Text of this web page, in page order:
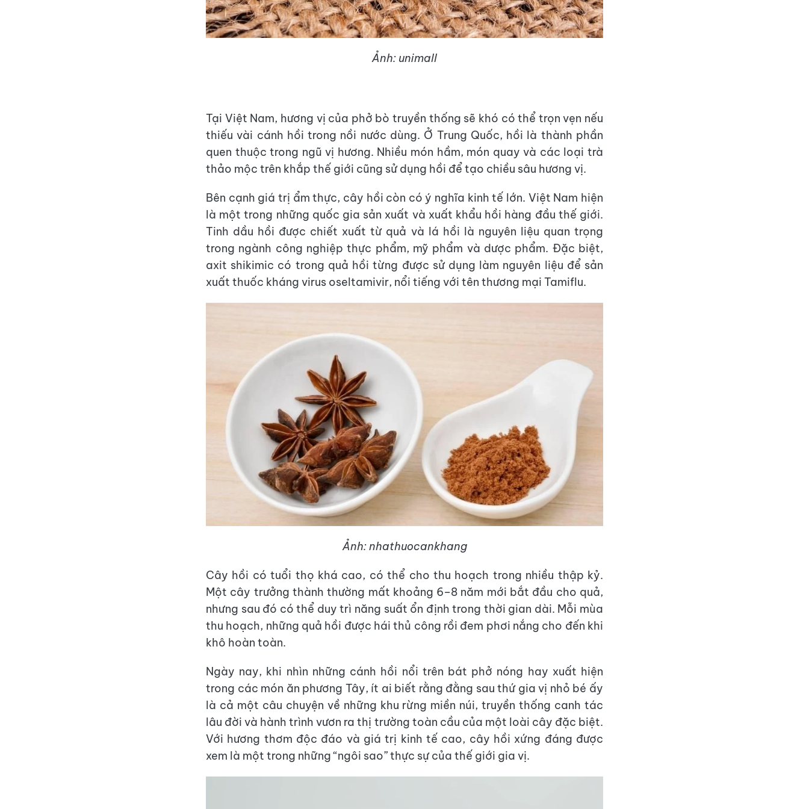
Ảnh: unimall
Tại Việt Nam, hương vị của phở bò truyền thống sẽ khó có thể trọn vẹn nếu
thiếu vài cánh hồi trong nồi nước dùng. Ở Trung Quốc, hồi là thành phần
quen thuộc trong ngũ vị hương. Nhiều món hầm, món quay và các loại trà
thảo mộc trên khắp thế giới cũng sử dụng hồi để tạo chiều sâu hương vị.
Bên cạnh giá trị ẩm thực, cây hồi còn có ý nghĩa kinh tế lớn. Việt Nam hiện
là một trong những quốc gia sản xuất và xuất khẩu hồi hàng đầu thế giới.
Tinh dầu hồi được chiết xuất từ quả và lá hồi là nguyên liệu quan trọng
trong ngành công nghiệp thực phẩm, mỹ phẩm và dược phẩm. Đặc biệt,
axit shikimic có trong quả hồi từng được sử dụng làm nguyên liệu để sản
xuất thuốc kháng virus oseltamivir, nổi tiếng với tên thương mại Tamiflu.
Ảnh: nhathuocankhang
Cây hồi có tuổi thọ khá cao, có thể cho thu hoạch trong nhiều thập kỷ.
Một cây trưởng thành thường mất khoảng 6–8 năm mới bắt đầu cho quả,
nhưng sau đó có thể duy trì năng suất ổn định trong thời gian dài. Mỗi mùa
thu hoạch, những quả hồi được hái thủ công rồi đem phơi nắng cho đến khi
khô hoàn toàn.
Ngày nay, khi nhìn những cánh hồi nổi trên bát phở nóng hay xuất hiện
trong các món ăn phương Tây, ít ai biết rằng đằng sau thứ gia vị nhỏ bé ấy
là cả một câu chuyện về những khu rừng miền núi, truyền thống canh tác
lâu đời và hành trình vươn ra thị trường toàn cầu của một loài cây đặc biệt.
Với hương thơm độc đáo và giá trị kinh tế cao, cây hồi xứng đáng được
xem là một trong những “ngôi sao” thực sự của thế giới gia vị.